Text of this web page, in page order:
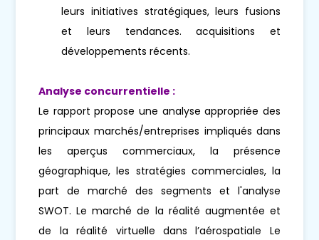
leurs initiatives stratégiques, leurs fusions
et leurs tendances. acquisitions et
développements récents.
Analyse concurrentielle :
Le rapport propose une analyse appropriée des
principaux marchés/entreprises impliqués dans
les aperçus commerciaux, la présence
géographique, les stratégies commerciales, la
part de marché des segments et l'analyse
SWOT. Le marché de la réalité augmentée et
de la réalité virtuelle dans l’aérospatiale Le